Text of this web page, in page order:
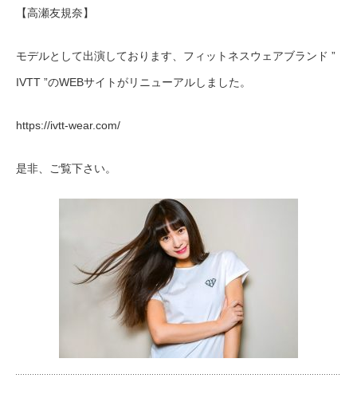
【高瀬友規奈】
モデルとして出演しております、フィットネスウェアブランド ”
IVTT ”のWEBサイトがリニューアルしました。
https://ivtt-wear.com/
是非、ご覧下さい。